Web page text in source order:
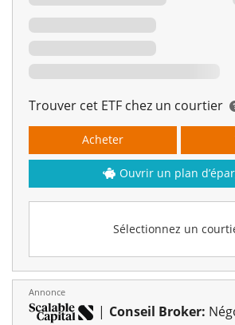
Trouver cet ETF chez un courtier
Sélectionnez un
Acheter
Ouvrir un plan
Annonce
| Conseil Broker: